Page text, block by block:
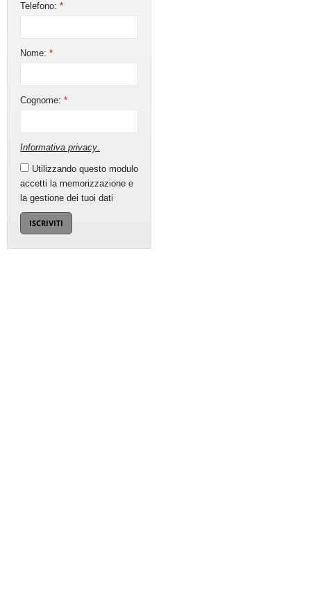
Telefono:*
Nome:*
Cognome:*
Informativa privacy.
Utilizzando questo modulo
accetti la memorizzazione e
la gestione dei tuoi dati